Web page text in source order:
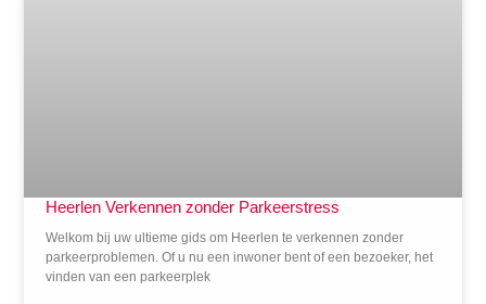
Heerlen Verkennen zonder Parkeerstress
Welkom bij uw ultieme gids om Heerlen te verkennen zonder
parkeerproblemen. Of u nu een inwoner bent of een bezoeker, het
vinden van een parkeerplek